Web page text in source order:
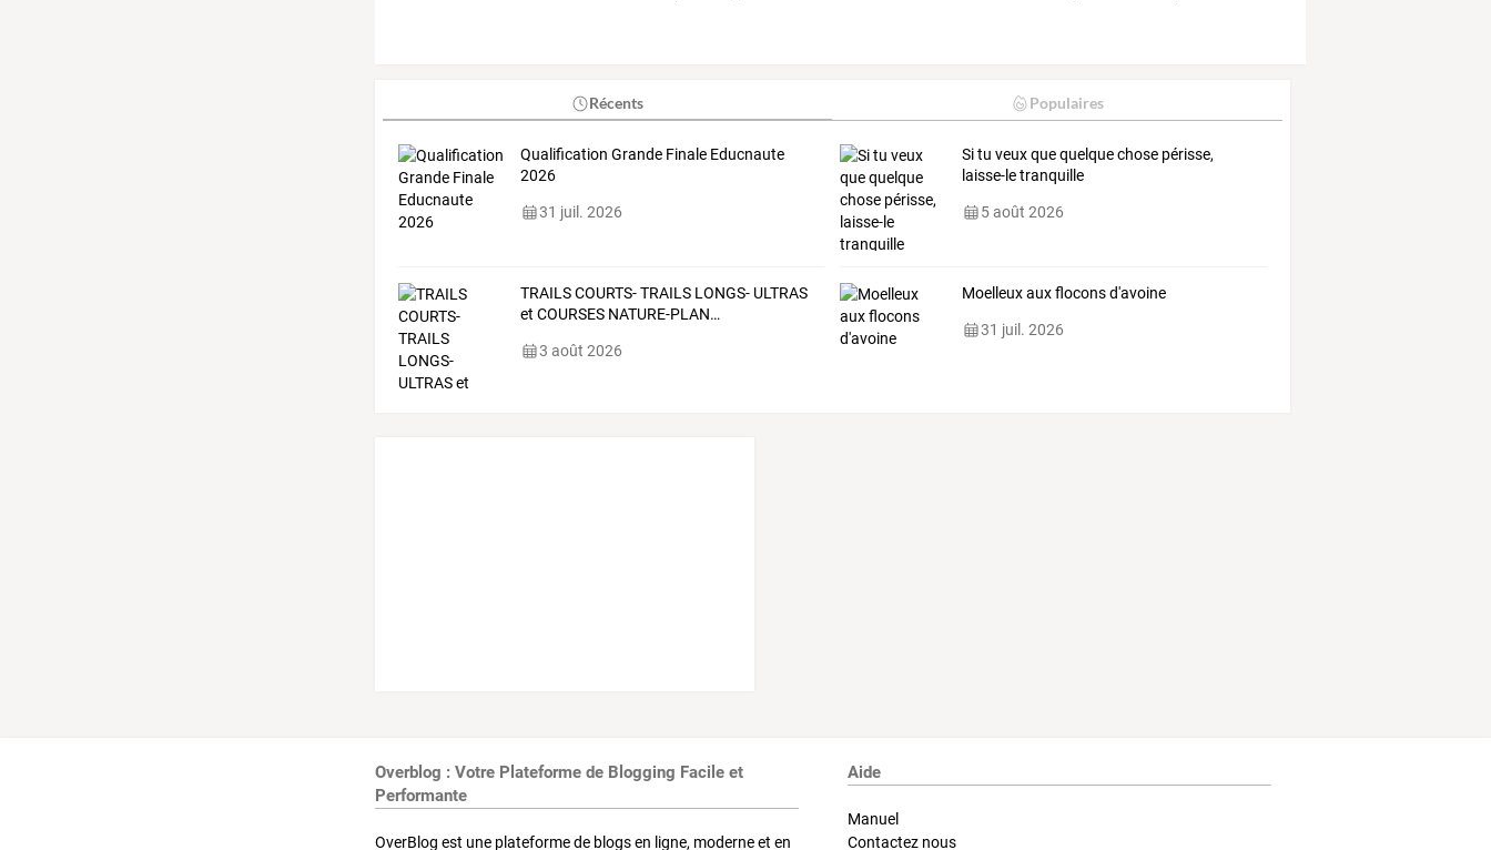
Récents Populaires
Qualification Grande Finale Educnaute
2026
31 juil. 2026
Si tu veux que quelque chose périsse,
laisse-le tranquille
5 août 2026
TRAILSCOURTS-TRAILSLONGS-ULTRAS
et COURSESNATURE-PLAN…
3 août 2026
Moelleux aux flocons d'avoine
31 juil. 2026
Overblog : Votre Plateforme de Blogging Facile et
Performante
OverBlog est une plateforme de blogs en ligne, moderne et en
Aide
Manuel
Contactez nous